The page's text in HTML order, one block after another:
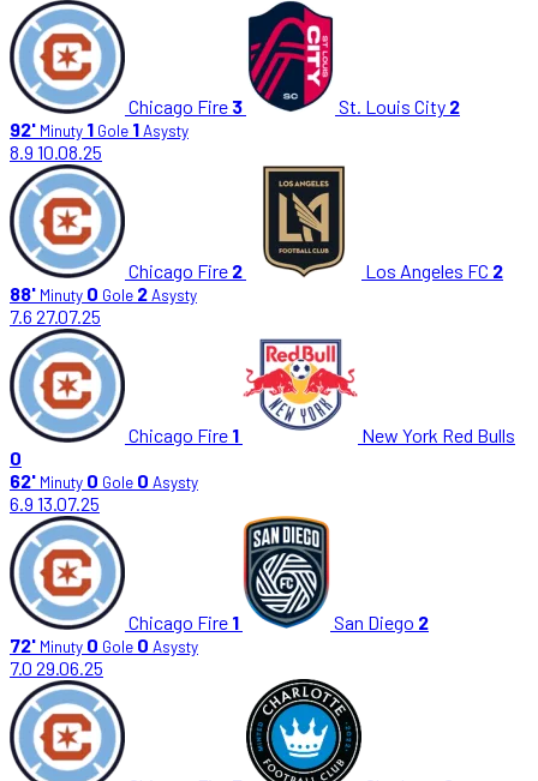
Chicago Fire 3 St. Louis City 2
92' Minuty 1 Gole 1Asysty
8.9 10.08.25
Chicago Fire 2 Los Angeles FC 2
88' Minuty 0 Gole 2Asysty
7.6 27.07.25
Chicago Fire 1
New York Red Bulls
0
62' Minuty 0 Gole 0 Asysty
6.9 13.07.25
Chicago Fire 1 San Diego 2
72' Minuty 0 Gole 0 Asysty
7.0 29.06.25